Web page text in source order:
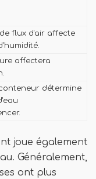
flux d'air affecte
affectera
détermine
joue également
Généralement,
ont plus